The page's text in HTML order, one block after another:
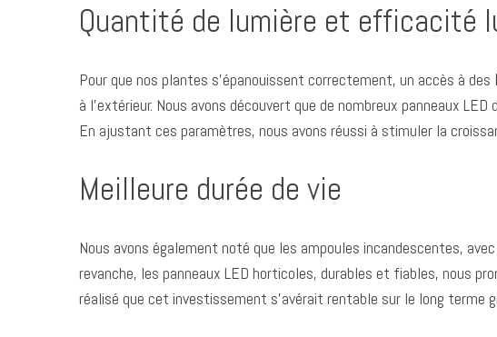
Quantité de lumière et efficacité
Pour que nos plantes s’épanouissent correctement, un accès à des
à l’extérieur. Nous avons découvert que de nombreux panneaux
En ajustant ces paramètres, nous avons réussi à stimuler la
Meilleure durée de vie
Nous avons également noté que les ampoules incandescentes,
revanche, les panneaux LED horticoles, durables et fiables, nous
réalisé que cet investissement s’avérait rentable sur le long terme